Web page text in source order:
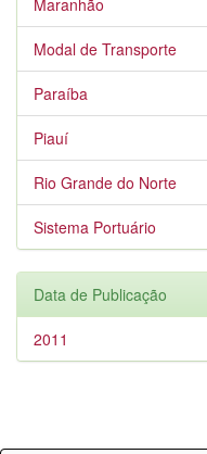
Maranhão
Modal de Transporte
Paraíba
Piauí
Rio Grande do Norte
Sistema Portuário
Data de Publicação
2011